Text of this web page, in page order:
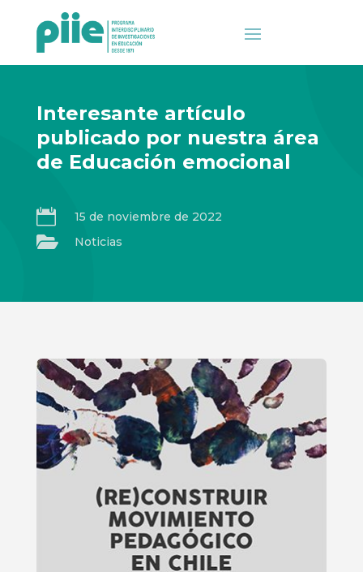
Interesante artículo
publicado por nuestra área
de Educación emocional
 15 de noviembre de 2022
 Noticias